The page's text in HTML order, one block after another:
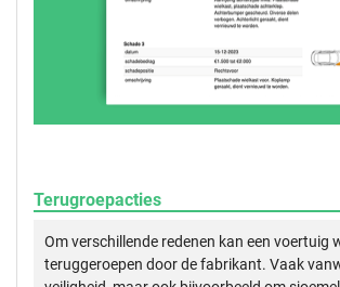
Terugroepacties
Om verschillende redenen kan een voertuig
teruggeroepen door de fabrikant. Vaak